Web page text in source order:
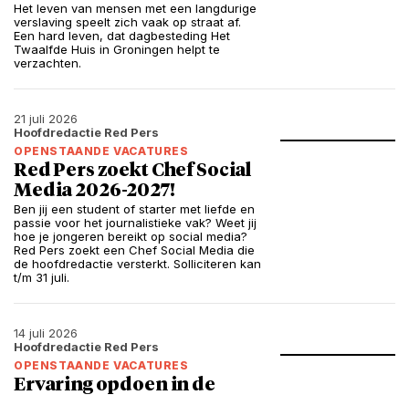
Het leven van mensen met een langdurige
verslaving speelt zich vaak op straat af.
Een hard leven, dat dagbesteding Het
Twaalfde Huis in Groningen helpt te
verzachten.
21 juli 2026
Hoofdredactie Red Pers
OPENSTAANDE VACATURES
Red Pers zoekt Chef Social
Media 2026-2027!
Ben jij een student of starter met liefde en
passie voor het journalistieke vak? Weet jij
hoe je jongeren bereikt op social media?
Red Pers zoekt een Chef Social Media die
de hoofdredactie versterkt. Solliciteren kan
t/m 31 juli.
14 juli 2026
Hoofdredactie Red Pers
OPENSTAANDE VACATURES
Ervaring opdoen in de